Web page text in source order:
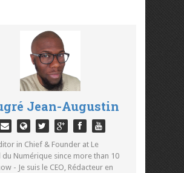
Jean-Augustin
in Chief & Founder at Le
du Numérique since more than 10
- Je suis le CEO, Rédacteur en